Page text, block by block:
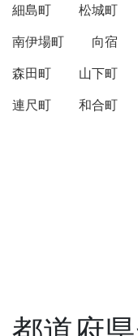
細島町
松城町
南伊場町
向宿
森田町
山下町
連尺町
和合町